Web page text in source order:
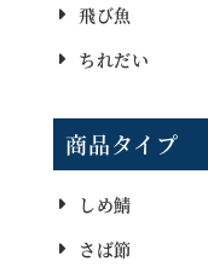
飛び魚
ちれだい
商品タイプ
しめ鯖
さば節